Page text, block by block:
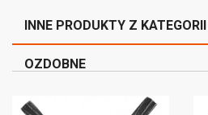
INNE PRODUKTY Z
OZDOBNE